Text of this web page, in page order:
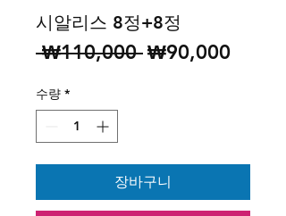
시알리스 8정+8정
₩110,000 일
₩90,000할
수량 *
장바구니